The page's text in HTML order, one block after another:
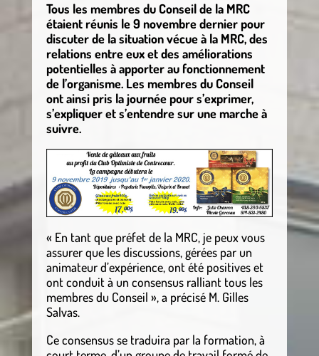
Tous les membres du Conseil de la MRC
étaient réunis le 9 novembre dernier pour
discuter de la situation vécue à la MRC, des
relations entre eux et des améliorations
potentielles à apporter au fonctionnement
de l’organisme. Les membres du Conseil
ont ainsi pris la journée pour s’exprimer,
s’expliquer et s’entendre sur une marche à
suivre.
« En tant que préfet de la MRC, je peux vous
assurer que les discussions, gérées par un
animateur d’expérience, ont été positives et
ont conduit à un consensus ralliant tous les
membres du Conseil », a précisé M. Gilles
Salvas.
Ce consensus se traduira par la formation, à